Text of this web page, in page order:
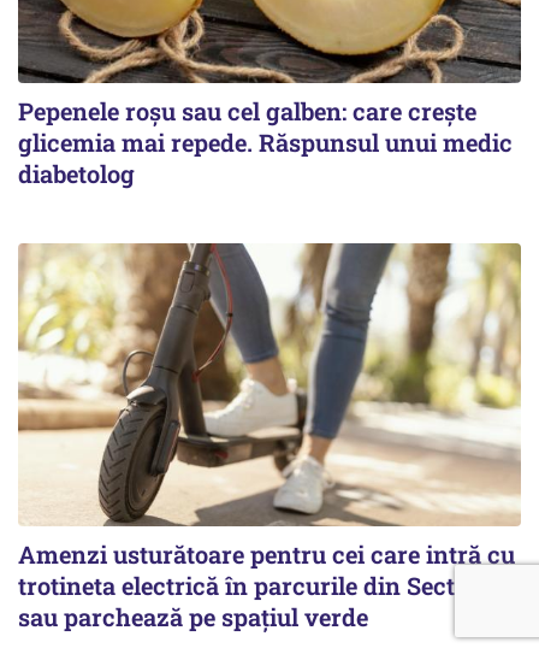
Pepenele roșu sau cel galben: care crește
glicemia mai repede. Răspunsul unui medic
diabetolog
Amenzi usturătoare pentru cei care intră cu
trotineta electrică în parcurile din Sectorul 1
sau parchează pe spațiul verde